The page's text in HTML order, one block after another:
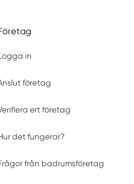
in
företag
ert företag
det fungerar?
från badrumsföretag